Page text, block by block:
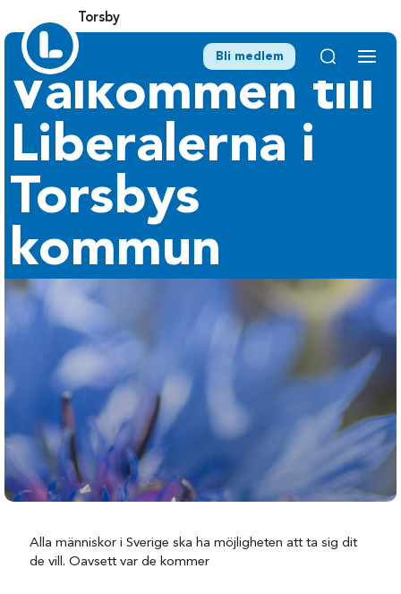
Torsby
Bli medlem
Välkommen till
Liberalerna i
Torsbys
kommun
Alla människor i Sverige ska ha möjligheten att ta sig dit
de vill. Oavsett var de kommer